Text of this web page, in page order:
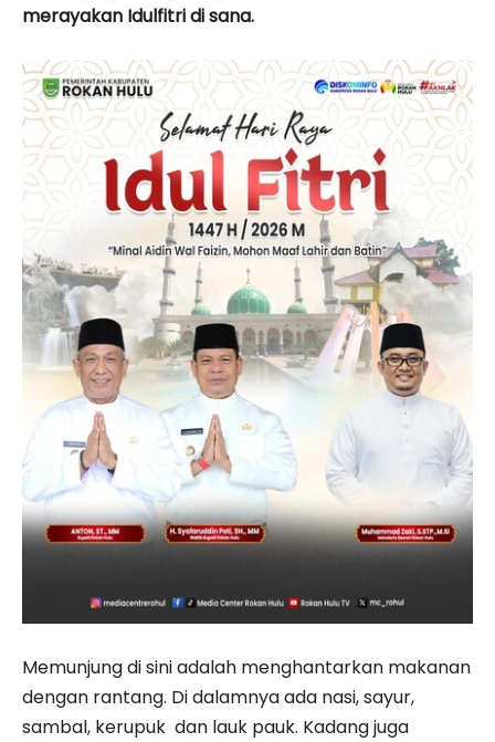
merayakan Idulfitri di sana.
Memunjung di sini adalah menghantarkan makanan
dengan rantang. Di dalamnya ada nasi, sayur,
sambal, kerupuk dan lauk pauk. Kadang juga